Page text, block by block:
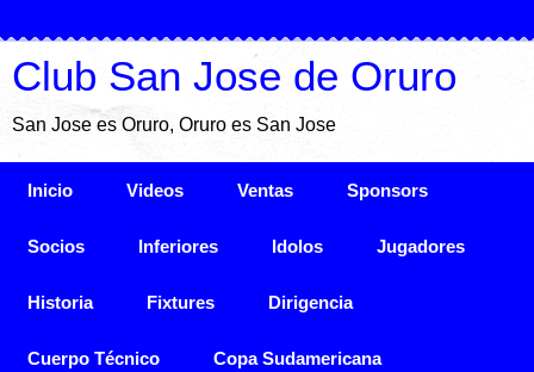
Club San Jose de Oruro
San Jose es Oruro, Oruro es San Jose
Inicio Videos Ventas Sponsors
Socios Inferiores Idolos Jugadores
Historia Fixtures Dirigencia
Cuerpo Técnico Copa Sudamericana